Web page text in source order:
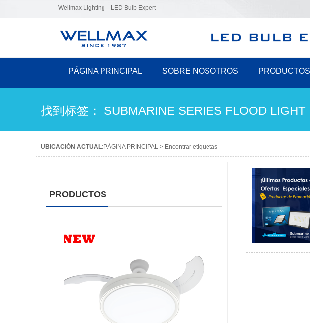
Wellmax Lighting－LED Bulb Expert
PÁGINA PRINCIPAL SOBRE NOSOTROS PRODUCTOS
找到标签： SUBMARINE SERIES FLOOD LIGHT
UBICACIÓN ACTUAL: PÁGINA PRINCIPAL > Encontrar etiquetas
PRODUCTOS